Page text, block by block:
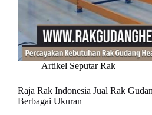
Artikel Seputar Rak
Raja Rak Indonesia Jual Rak
Berbagai Ukuran